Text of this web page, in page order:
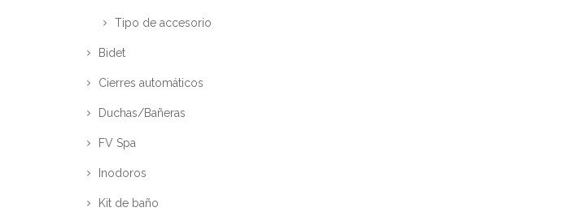
Tipo de accesorio
Bidet
Cierres automáticos
Duchas/Bañeras
FV Spa
Inodoros
Kit de baño